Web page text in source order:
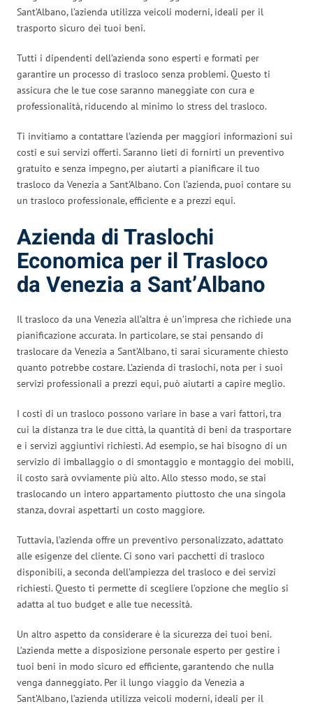
Sant’Albano, l’azienda utilizza veicoli moderni, ideali per il
trasporto sicuro dei tuoi beni.
Tutti i dipendenti dell’azienda sono esperti e formati per
garantire un processo di trasloco senza problemi. Questo ti
assicura che le tue cose saranno maneggiate con cura e
professionalità, riducendo al minimo lo stress del trasloco.
Ti invitiamo a contattare l’azienda per maggiori informazioni sui
costi e sui servizi offerti. Saranno lieti di fornirti un preventivo
gratuito e senza impegno, per aiutarti a pianificare il tuo
trasloco da Venezia a Sant’Albano. Con l’azienda, puoi contare su
un trasloco professionale, efficiente e a prezzi equi.
Azienda di Traslochi
Economica per il Trasloco
da Venezia a Sant’Albano
Il trasloco da una Venezia all’altra è un’impresa che richiede una
pianificazione accurata. In particolare, se stai pensando di
traslocare da Venezia a Sant’Albano, ti sarai sicuramente chiesto
quanto potrebbe costare. L’azienda di traslochi, nota per i suoi
servizi professionali a prezzi equi, può aiutarti a capire meglio.
I costi di un trasloco possono variare in base a vari fattori, tra
cui la distanza tra le due città, la quantità di beni da trasportare
e i servizi aggiuntivi richiesti. Ad esempio, se hai bisogno di un
servizio di imballaggio o di smontaggio e montaggio dei mobili,
il costo sarà ovviamente più alto. Allo stesso modo, se stai
traslocando un intero appartamento piuttosto che una singola
stanza, dovrai aspettarti un costo maggiore.
Tuttavia, l’azienda offre un preventivo personalizzato, adattato
alle esigenze del cliente. Ci sono vari pacchetti di trasloco
disponibili, a seconda dell’ampiezza del trasloco e dei servizi
richiesti. Questo ti permette di scegliere l’opzione che meglio si
adatta al tuo budget e alle tue necessità.
Un altro aspetto da considerare è la sicurezza dei tuoi beni.
L’azienda mette a disposizione personale esperto per gestire i
tuoi beni in modo sicuro ed efficiente, garantendo che nulla
venga danneggiato. Per il lungo viaggio da Venezia a
Sant’Albano, l’azienda utilizza veicoli moderni, ideali per il